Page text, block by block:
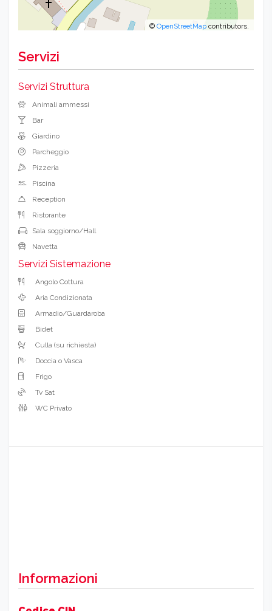
©OpenStreetMap contributors.
Servizi
Servizi Struttura
Animali ammessi
Bar
Giardino
Parcheggio
Pizzeria
Piscina
Reception
Ristorante
Sala soggiorno/Hall
Navetta
Servizi Sistemazione
Angolo Cottura
Aria Condizionata
Armadio/Guardaroba
Bidet
Culla (su richiesta)
Doccia o Vasca
Frigo
Tv Sat
WC Privato
Informazioni